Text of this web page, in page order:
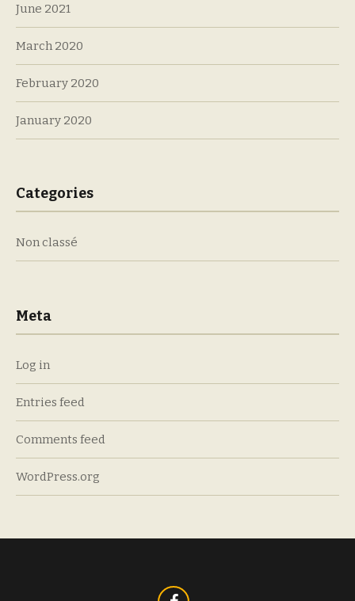
June 2021
March 2020
February 2020
January 2020
Categories
Non classé
Meta
Log in
Entries feed
Comments feed
WordPress.org